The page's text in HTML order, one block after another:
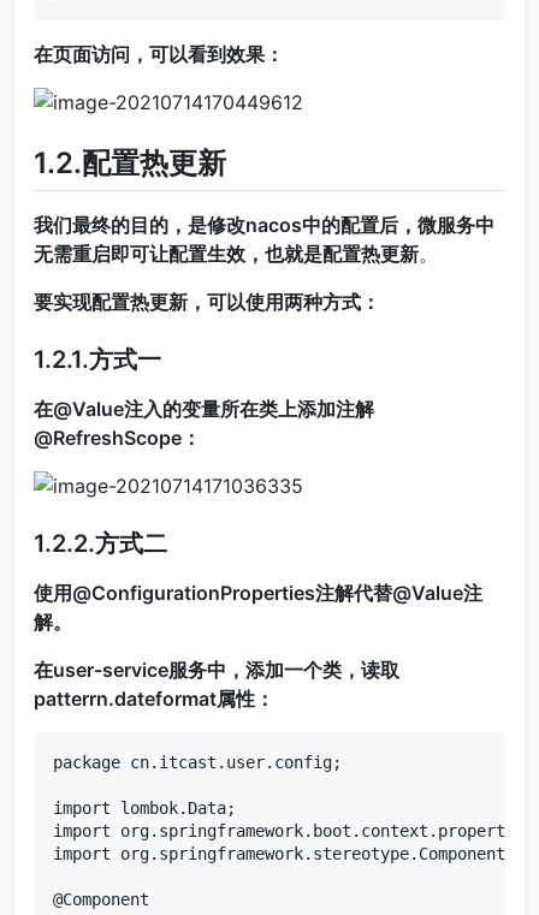
在页面访问，可以看到效果：
1.2.配置热更新
我们最终的目的，是修改nacos中的配置后，微服务中
无需重启即可让配置生效，也就是配置热更新。
要实现配置热更新，可以使用两种方式：
1.2.1.方式一
在@Value注入的变量所在类上添加注解
@RefreshScope：
1.2.2.方式二
使用@ConfigurationProperties注解代替@Value注
解。
在user-service服务中，添加一个类，读取
patterrn.dateformat属性：
package cn.itcast.user.config;
import lombok.Data;
import
import org.springframework.stereotype.Component;
@Component